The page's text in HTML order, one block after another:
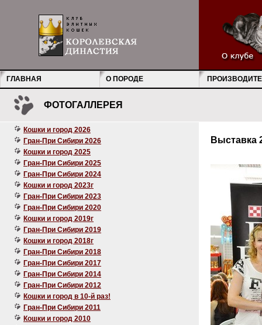
ГЛАВНАЯ О ПОРОДЕ
ФОТОГАЛЛЕРЕЯ
Кошки и город 2026
Гран-При Сибири 2026
Кошки и город 2025
Гран-При Сибири 2025
Гран-При Сибири 2024
Кошки и город 2023г
Гран-При Сибири 2023
Гран-При Сибири 2020
Кошки и город 2019г
Гран-При Сибири 2019
Кошки и город 2018г
Гран-При Сибири 2018
Гран-При Сибири 2017
Гран-При Сибири 2014
Гран-При Сибири 2012
Кошки и город в 10-й раз!
Гран-При Сибири 2011
Кошки и город 2010
Выставка